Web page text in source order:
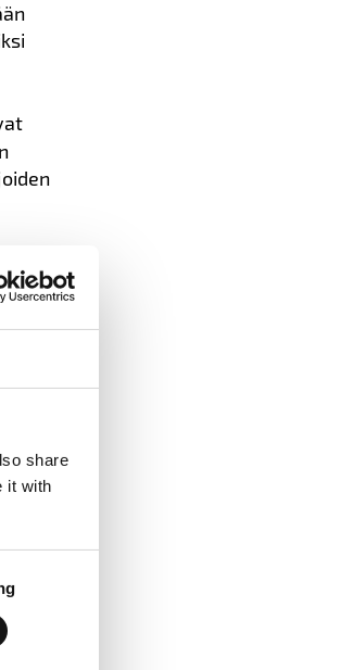
share
it with
olla